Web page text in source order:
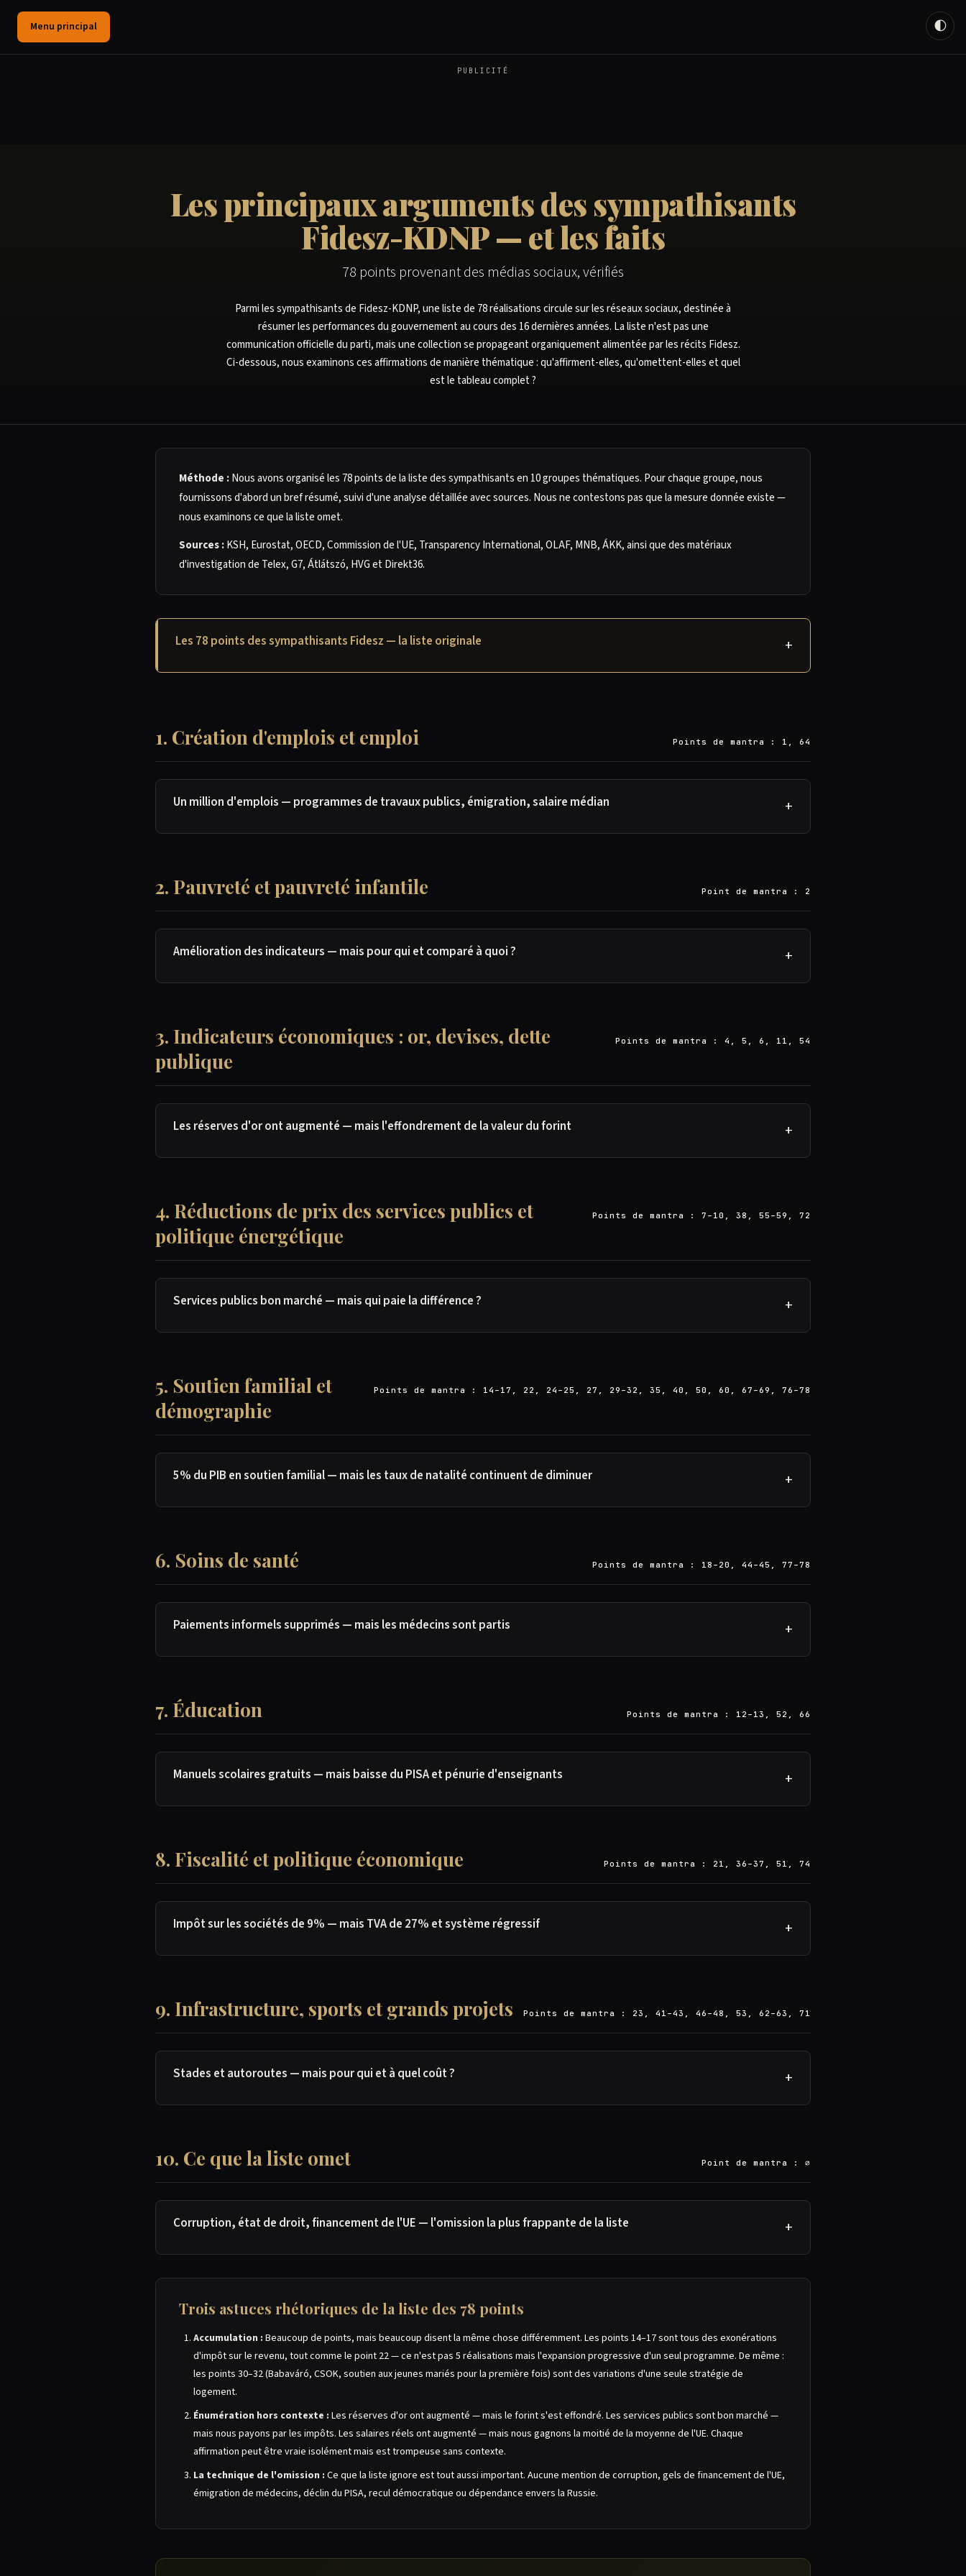
Menu principal
PUBLICITÉ
🌓
Les principaux arguments des sympathisants
Fidesz-KDNP — et les faits
78 points provenant des médias sociaux, vérifiés
Parmi les sympathisants de Fidesz-KDNP, une liste de 78 réalisations circule sur les réseaux sociaux, destinée à
résumer les performances du gouvernement au cours des 16 dernières années. La liste n'est pas une
communication officielle du parti, mais une collection se propageant organiquement alimentée par les récits Fidesz.
Ci-dessous, nous examinons ces affirmations de manière thématique : qu'affirment-elles, qu'omettent-elles et quel
est le tableau complet ?
Méthode :Nous avons organisé les 78 points de la liste des sympathisants en 10 groupes thématiques. Pour chaque groupe, nous
fournissons d'abord un bref résumé, suivi d'une analyse détaillée avec sources. Nous ne contestons pas que la mesure donnée existe —
nous examinons ce que la liste omet.
Sources :KSH, Eurostat, OECD, Commission de l'UE, Transparency International, OLAF, MNB, ÁKK, ainsi que des matériaux
d'investigation de Telex, G7, Átlátszó, HVG et Direkt36.
Les 78 points des sympathisants Fidesz — la liste originale +
1. Création d'emplois et emploi Points de mantra : 1, 64
Un million d'emplois — programmes de travaux publics, émigration, salaire médian +
2. Pauvreté et pauvreté infantile Point de mantra : 2
Amélioration des indicateurs — mais pour qui et comparé à quoi ? +
3. Indicateurs économiques : or, devises, dette
publique
Points de mantra : 4, 5, 6, 11, 54
Les réserves d'or ont augmenté — mais l'effondrement de la valeur du forint +
4. Réductions de prix des services publics et
politique énergétique
Points de mantra : 7–10, 38, 55–59, 72
Services publics bon marché — mais qui paie la différence ? +
5. Soutien familial et
démographie
Points de mantra : 14–17, 22, 24–25, 27, 29–32, 35, 40, 50, 60, 67–69, 76–78
5% du PIB en soutien familial — mais les taux de natalité continuent de diminuer +
6. Soins de santé Points de mantra : 18–20, 44–45, 77–78
Paiements informels supprimés — mais les médecins sont partis +
7. Éducation Points de mantra : 12–13, 52, 66
Manuels scolaires gratuits — mais baisse du PISA et pénurie d'enseignants +
8. Fiscalité et politique économique Points de mantra : 21, 36–37, 51, 74
Impôt sur les sociétés de 9% — mais TVA de 27% et système régressif +
9. Infrastructure, sports et grands projets Points de mantra : 23, 41–43, 46–48, 53, 62–63, 71
Stades et autoroutes — mais pour qui et à quel coût ? +
10. Ce que la liste omet Point de mantra : ∅
Corruption, état de droit, financement de l'UE — l'omission la plus frappante de la liste +
Trois astuces rhétoriques de la liste des 78 points
Accumulation : Beaucoup de points, mais beaucoup disent la même chose différemment. Les points 14–17 sont tous des exonérations
d'impôt sur le revenu, tout comme le point 22 — ce n'est pas 5 réalisations mais l'expansion progressive d'un seul programme. De même :
les points 30–32 (Babaváró, CSOK, soutien aux jeunes mariés pour la première fois) sont des variations d'une seule stratégie de
logement.
Énumération hors contexte : Les réserves d'or ont augmenté — mais le forint s'est effondré. Les services publics sont bon marché —
mais nous payons par les impôts. Les salaires réels ont augmenté — mais nous gagnons la moitié de la moyenne de l'UE. Chaque
affirmation peut être vraie isolément mais est trompeuse sans contexte.
La technique de l'omission : Ce que la liste ignore est tout aussi important. Aucune mention de corruption, gels de financement de l'UE,
émigration de médecins, déclin du PISA, recul démocratique ou dépendance envers la Russie.